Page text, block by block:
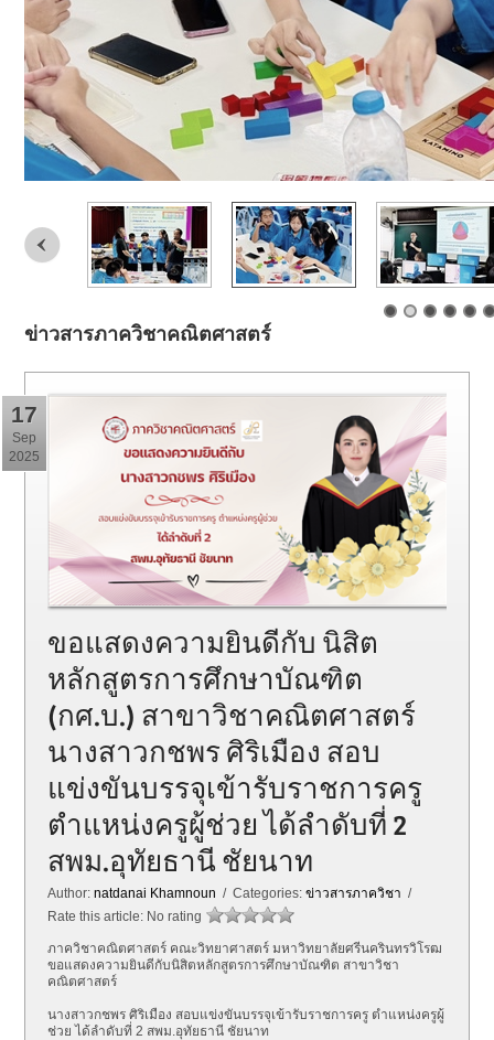
ข่าวสารภาควิชาคณิตศาสตร์
17
Sep
2025
ขอแสดงความยินดีกับ นิสิต
หลักสูตรการศึกษาบัณฑิต
(กศ.บ.) สาขาวิชาคณิตศาสตร์
นางสาวกชพร ศิริเมือง สอบ
แข่งขันบรรจุเข้ารับราชการครู
ตำแหน่งครูผู้ช่วย ได้ลำดับที่ 2
สพม.อุทัยธานี ชัยนาท
Author:natdanai Khamnoun / Categories:ข่าวสารภาควิชา /
Rate this article: No rating
ภาควิชาคณิตศาสตร์ คณะวิทยาศาสตร์ มหาวิทยาลัยศรีนครินทรวิโรฒ
ขอแสดงความยินดีกับนิสิตหลักสูตรการศึกษาบัณฑิต สาขาวิชา
คณิตศาสตร์
นางสาวกชพร ศิริเมือง สอบแข่งขันบรรจุเข้ารับราชการครู ตำแหน่งครูผู้
ช่วย ได้ลำดับที่ 2 สพม.อุทัยธานี ชัยนาท